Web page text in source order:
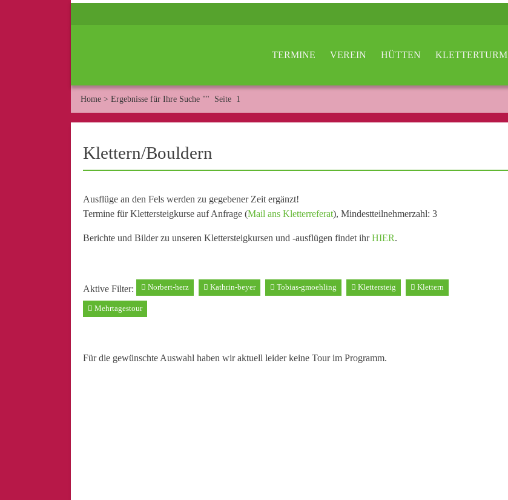
TERMINE VEREIN HÜTTEN KLETTERTURM
Home > Ergebnisse für Ihre Suche "" Seite 1
Klettern/Bouldern
Ausflüge an den Fels werden zu gegebener Zeit ergänzt!
Termine für Klettersteigkurse auf Anfrage (Mail ans Kletterreferat), Mindestteilnehmerzahl: 3
Berichte und Bilder zu unseren Klettersteigkursen und -ausflügen findet ihrHIER.
Aktive Filter: Norbert-herz Kathrin-beyer Tobias-gmoehling Klettersteig Klettern
Mehrtagestour
Für die gewünschte Auswahl haben wir aktuell leider keine Tour im Programm.